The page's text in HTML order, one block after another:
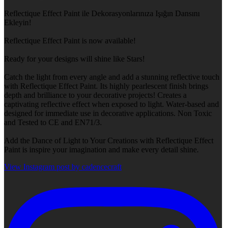
Reflectique Effect Paint ile Dekorasyonlarınıza Işığın Dansını
Ekleyin!
Reflectique Effect Paint is now available!
Ready for your designs will shine like Stars!
Catch the light from every angle and add a stunning reflective touch
with Reflectique Effect Paint. Its highly pearlescent finish brings
depth and brilliance to your decorative projects! Creates a
captivating reflective effect when exposed to light. Water-based and
designed for immediate use in decorative applications. Non Toxic
and Tested to CE and EN71/3.
Add the Dance of Light to Your Creations with Reflectique Effect
Paint is inspire your imagination and make every detail shine.
View Instagram post by cadencecraft